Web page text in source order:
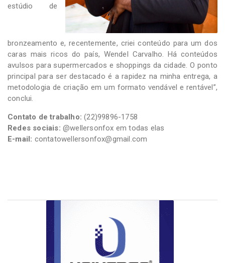
estúdio de
bronzeamento e, recentemente, criei conteúdo para um dos
caras mais ricos do país, Wendel Carvalho. Há conteúdos
avulsos para supermercados e shoppings da cidade. O ponto
principal para ser destacado é a rapidez na minha entrega, a
metodologia de criação em um formato vendável e rentável”,
conclui.
Contato de trabalho: (22)99896-1758
Redes sociais: @wellersonfox em todas elas
E-mail: contatowellersonfox@gmail.com